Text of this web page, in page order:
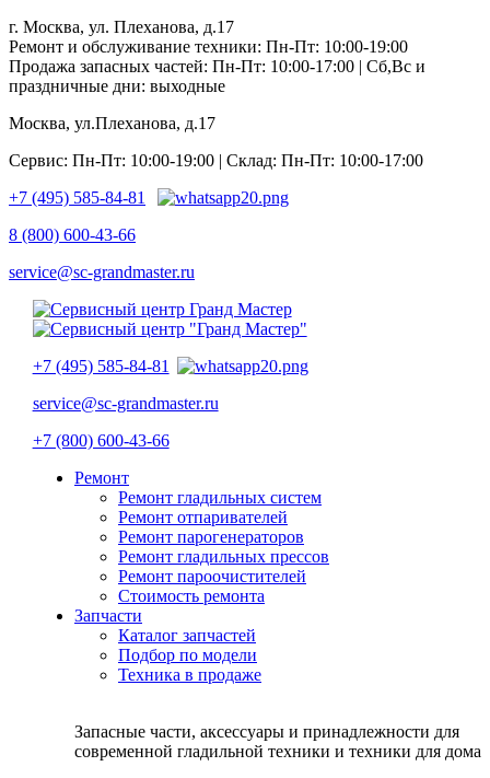
г. Москва, ул. Плеханова, д.17
Ремонт и обслуживание техники: Пн-Пт: 10:00-19:00
Продажа запасных частей: Пн-Пт: 10:00-17:00 | Сб,Вс и
праздничные дни: выходные
Москва, ул.Плеханова, д.17
Сервис: Пн-Пт: 10:00-19:00 | Склад: Пн-Пт: 10:00-17:00
+7 (495) 585-84-81
8 (800) 600-43-66
service@sc-grandmaster.ru
+7 (495) 585-84-81
service@sc-grandmaster.ru
+7 (800) 600-43-66
Ремонт
Ремонт гладильных систем
Ремонт отпаривателей
Ремонт парогенераторов
Ремонт гладильных прессов
Ремонт пароочистителей
Стоимость ремонта
Запчасти
Каталог запчастей
Подбор по модели
Техника в продаже
Запасные части, аксессуары и принадлежности для
современной гладильной техники и техники для дома